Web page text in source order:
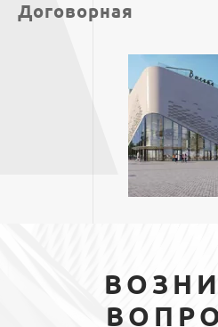
Договорная